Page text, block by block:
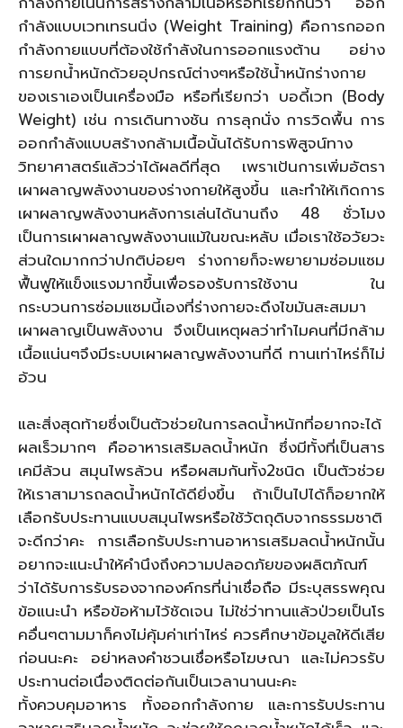
กำลังแบบเวทเทรนนิ่ง (Weight Training) คือการกออก
กำลังกายแบบที่ต้องใช้กำลังในการออกแรงต้าน อย่าง
การยกน้ำหนักด้วยอุปกรณ์ต่างๆหรือใช้น้ำหนักร่างกาย
ของเราเองเป็นเครื่องมือ หรือที่เรียกว่า บอดี้เวท (Body
Weight) เช่น การเดินทางชัน การลุกนั่ง การวิดพื้น การ
ออกกำลังแบบสร้างกล้ามเนื้อนั้นได้รับการพิสูจน์ทาง
วิทยาศาสตร์แล้วว่าได้ผลดีที่สุด เพราเป้นการเพิ่มอัตรา
เผาผลาญพลังงานของร่างกายให้สูงขึ้น และทำให้เกิดการ
เผาผลาญพลังงานหลังการเล่นได้นานถึง 48 ชั่วโมง
เป็นการเผาผลาญพลังงานแม้ในขณะหลับ เมื่อเราใช้อวัยวะ
ส่วนใดมากกว่าปกติบ่อยๆ ร่างกายก็จะพยายามซ่อมแซม
ฟื้นฟูให้แข็งแรงมากขึ้นเพื่อรองรับการใช้งาน ใน
กระบวนการซ่อมแซมนี้เองที่ร่างกายจะดึงไขมันสะสมมา
เผาผลาญเป็นพลังงาน จึงเป็นเหตุผลว่าทำไมคนที่มีกล้าม
เนื้อแน่นๆจึงมีระบบเผาผลาญพลังงานที่ดี ทานเท่าไหร่ก็ไม่
อ้วน
และสิ่งสุดท้ายซึ่งเป็นตัวช่วยในการลดน้ำหนักที่อยากจะได้
ผลเร็วมากๆ คืออาหารเสริมลดน้ำหนัก ซึ่งมีทั้งที่เป็นสาร
เคมีล้วน สมุนไพรล้วน หรือผสมกันทั้ง2ชนิด เป็นตัวช่วย
ให้เราสามารถลดน้ำหนักได้ดียิ่งขึ้น ถ้าเป็นไปได้ก็อยากให้
เลือกรับประทานแบบสมุนไพรหรือใช้วัตถุดิบจากธรรมชาติ
จะดีกว่าคะ การเลือกรับประทานอาหารเสริมลดน้ำหนักนั้น
อยากจะแนะนำให้คำนึงถึงความปลอดภัยของผลิตภัณฑ์
ว่าได้รับการรับรองจากองค์กรที่น่าเชื่อถือ มีระบุสรรพคุณ
ข้อแนะนำ หรือข้อห้ามไว้ชัดเจน ไม่ใช่ว่าทานแล้วป่วยเป็นโร
คอื่นๆตามมาก็คงไม่คุ้มค่าเท่าไหร่ ควรศึกษาข้อมูลให้ดีเสีย
ก่อนนะคะ อย่าหลงคำชวนเชื่อหรือโฆษณา และไม่ควรรับ
ประทานต่อเนื่องติดต่อกันเป็นเวลานานนะคะ
ทั้งควบคุมอาหาร ทั้งออกกำลังกาย และการรับประทาน